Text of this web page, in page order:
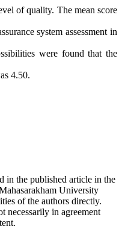
of quality. The mean score
system assessment in
were found that the
4.50.
in the published article in the
University
of the authors directly.
necessarily in agreement